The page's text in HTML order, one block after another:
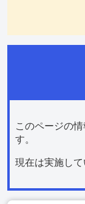
このページの
す。
現在は実施して